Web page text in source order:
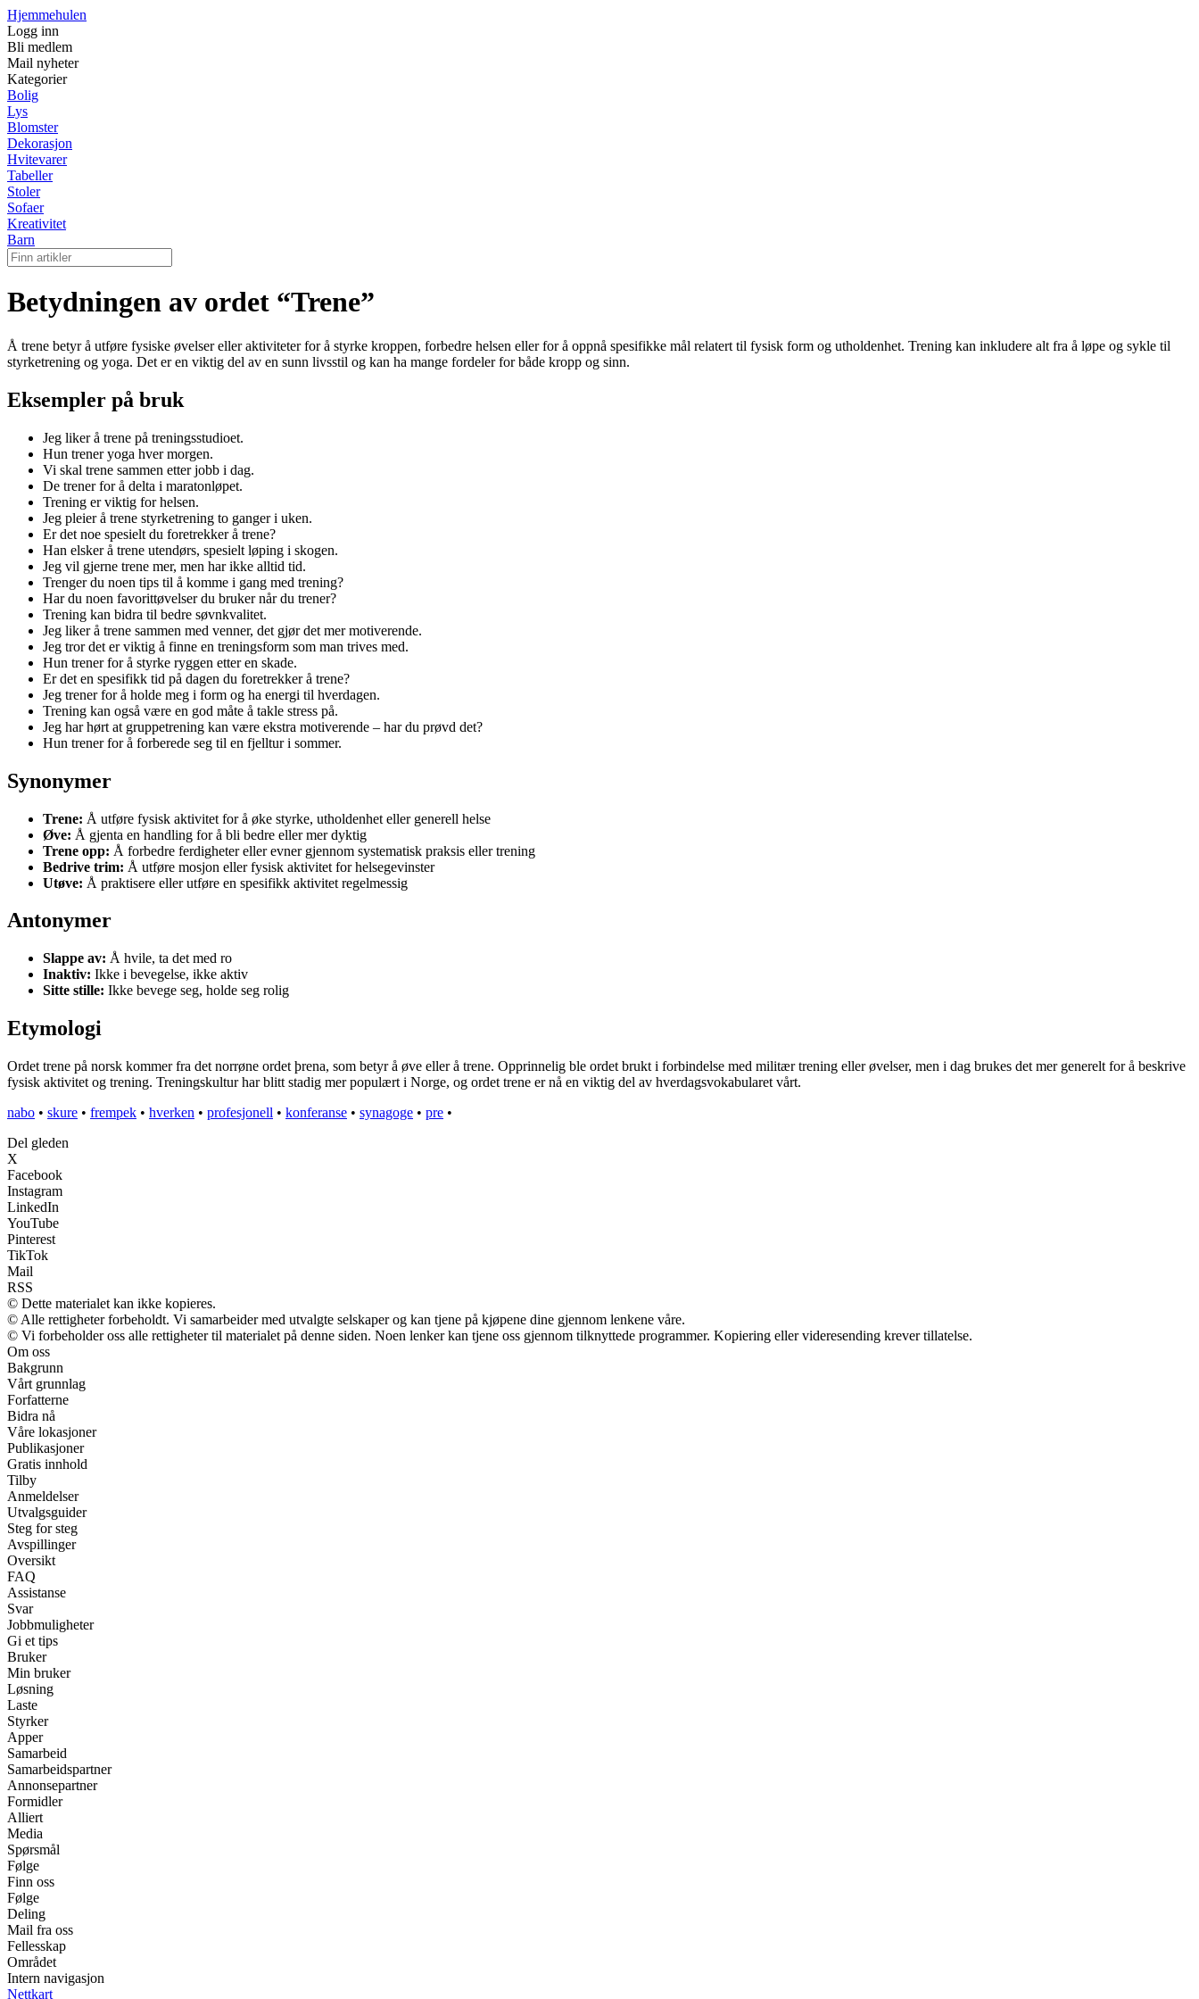
Hjemmehulen
Logg inn
Bli medlem
Mail nyheter
Kategorier
Bolig
Lys
Blomster
Dekorasjon
Hvitevarer
Tabeller
Stoler
Sofaer
Kreativitet
Barn
Betydningen av ordet “Trene”
Å trene betyr å utføre fysiske øvelser eller aktiviteter for å styrke kroppen, forbedre helsen eller for å oppnå spesifikke mål relatert til fysisk form og utholdenhet. Trening kan inkludere alt fra å løpe og sykle til
styrketrening og yoga. Det er en viktig del av en sunn livsstil og kan ha mange fordeler for både kropp og sinn.
Eksempler på bruk
Jeg liker å trene på treningsstudioet.
Hun trener yoga hver morgen.
Vi skal trene sammen etter jobb i dag.
De trener for å delta i maratonløpet.
Trening er viktig for helsen.
Jeg pleier å trene styrketrening to ganger i uken.
Er det noe spesielt du foretrekker å trene?
Han elsker å trene utendørs, spesielt løping i skogen.
Jeg vil gjerne trene mer, men har ikke alltid tid.
Trenger du noen tips til å komme i gang med trening?
Har du noen favorittøvelser du bruker når du trener?
Trening kan bidra til bedre søvnkvalitet.
Jeg liker å trene sammen med venner, det gjør det mer motiverende.
Jeg tror det er viktig å finne en treningsform som man trives med.
Hun trener for å styrke ryggen etter en skade.
Er det en spesifikk tid på dagen du foretrekker å trene?
Jeg trener for å holde meg i form og ha energi til hverdagen.
Trening kan også være en god måte å takle stress på.
Jeg har hørt at gruppetrening kan være ekstra motiverende – har du prøvd det?
Hun trener for å forberede seg til en fjelltur i sommer.
Synonymer
Trene: Å utføre fysisk aktivitet for å øke styrke, utholdenhet eller generell helse
Øve: Å gjenta en handling for å bli bedre eller mer dyktig
Trene opp: Å forbedre ferdigheter eller evner gjennom systematisk praksis eller trening
Bedrive trim: Å utføre mosjon eller fysisk aktivitet for helsegevinster
Utøve: Å praktisere eller utføre en spesifikk aktivitet regelmessig
Antonymer
Slappe av: Å hvile, ta det med ro
Inaktiv: Ikke i bevegelse, ikke aktiv
Sitte stille: Ikke bevege seg, holde seg rolig
Etymologi
Ordet trene på norsk kommer fra det norrøne ordet þrena, som betyr å øve eller å trene. Opprinnelig ble ordet brukt i forbindelse med militær trening eller øvelser, men i dag brukes det mer generelt for å beskrive
fysisk aktivitet og trening. Treningskultur har blitt stadig mer populært i Norge, og ordet trene er nå en viktig del av hverdagsvokabularet vårt.
nabo • skure • frempek • hverken • profesjonell • konferanse • synagoge • pre •
Del gleden
X
Facebook
Instagram
LinkedIn
YouTube
Pinterest
TikTok
Mail
RSS
© Dette materialet kan ikke kopieres.
© Alle rettigheter forbeholdt. Vi samarbeider med utvalgte selskaper og kan tjene på kjøpene dine gjennom lenkene våre.
© Vi forbeholder oss alle rettigheter til materialet på denne siden. Noen lenker kan tjene oss gjennom tilknyttede programmer. Kopiering eller videresending krever tillatelse.
Om oss
Bakgrunn
Vårt grunnlag
Forfatterne
Bidra nå
Våre lokasjoner
Publikasjoner
Gratis innhold
Tilby
Anmeldelser
Utvalgsguider
Steg for steg
Avspillinger
Oversikt
FAQ
Assistanse
Svar
Jobbmuligheter
Gi et tips
Bruker
Min bruker
Løsning
Laste
Styrker
Apper
Samarbeid
Samarbeidspartner
Annonsepartner
Formidler
Alliert
Media
Spørsmål
Følge
Finn oss
Følge
Deling
Mail fra oss
Fellesskap
Området
Intern navigasjon
Nettkart